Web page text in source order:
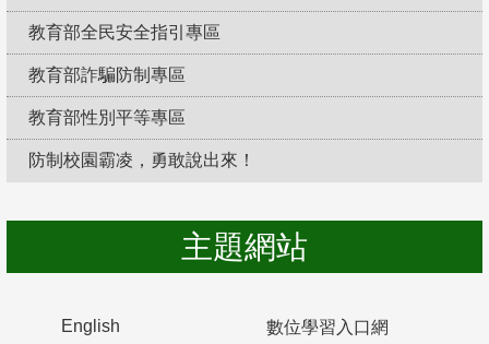
教育部全民安全指引專區
教育部詐騙防制專區
教育部性別平等專區
防制校園霸凌，勇敢說出來！
主題網站
English 數位學習入口網